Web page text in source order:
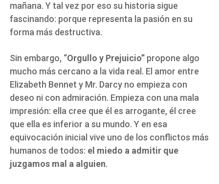
mañana. Y tal vez por eso su historia sigue
fascinando: porque representa la pasión en su
forma más destructiva.
Sin embargo, “Orgullo y Prejuicio” propone algo
mucho más cercano a la vida real. El amor entre
Elizabeth Bennet y Mr. Darcy no empieza con
deseo ni con admiración. Empieza con una mala
impresión: ella cree que él es arrogante, él cree
que ella es inferior a su mundo. Y en esa
equivocación inicial vive uno de los conflictos más
humanos de todos: el miedo a admitir que
juzgamos mal a alguien.